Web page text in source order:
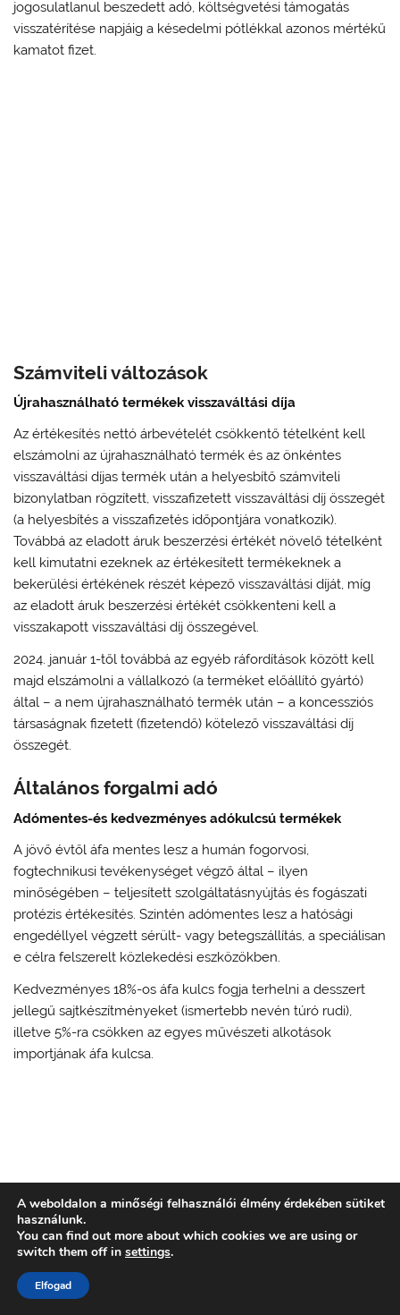
jogosulatlanul beszedett adó, költségvetési támogatás
visszatérítése napjáig a késedelmi pótlékkal azonos mértékű
kamatot fizet.
Számviteli változások
Újrahasználható termékek visszaváltási díja
Az értékesítés nettó árbevételét csökkentő tételként kell
elszámolni az újrahasználható termék és az önkéntes
visszaváltási díjas termék után a helyesbítő számviteli
bizonylatban rögzített, visszafizetett visszaváltási díj összegét
(a helyesbítés a visszafizetés időpontjára vonatkozik).
Továbbá az eladott áruk beszerzési értékét növelő tételként
kell kimutatni ezeknek az értékesített termékeknek a
bekerülési értékének részét képező visszaváltási díját, míg
az eladott áruk beszerzési értékét csökkenteni kell a
visszakapott visszaváltási díj összegével.
2024. január 1-től továbbá az egyéb ráfordítások között kell
majd elszámolni a vállalkozó (a terméket előállító gyártó)
által – a nem újrahasználható termék után – a koncessziós
társaságnak fizetett (fizetendő) kötelező visszaváltási díj
összegét.
Általános forgalmi adó
Adómentes-és kedvezményes adókulcsú termékek
A jövő évtől áfa mentes lesz a humán fogorvosi,
fogtechnikusi tevékenységet végző által – ilyen
minőségében – teljesített szolgáltatásnyújtás és fogászati
protézis értékesítés. Szintén adómentes lesz a hatósági
engedéllyel végzett sérült- vagy betegszállítás, a speciálisan
e célra felszerelt közlekedési eszközökben.
Kedvezményes 18%-os áfa kulcs fogja terhelni a desszert
jellegű sajtkészítményeket (ismertebb nevén túró rudi),
illetve 5%-ra csökken az egyes művészeti alkotások
importjának áfa kulcsa.
A weboldalon a minőségi felhasználói élmény érdekében sütiket
használunk.
You can find out more about which cookies we are using or
switch them off in settings.
Elfogad